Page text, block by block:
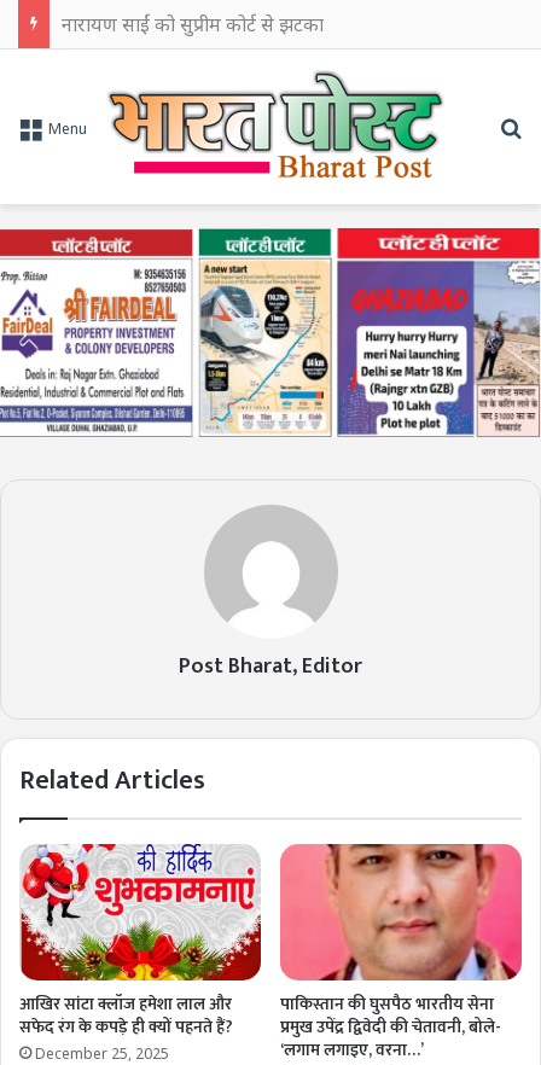
नारायण साईं को सुप्रीम कोर्ट से झटका
Menu
Post Bharat, Editor
Related Articles
आखिर सांटा क्लॉज हमेशा लाल और
सफेद रंग के कपड़े ही क्यों पहनते हैं?
December 25, 2025
पाकिस्तान की घुसपैठ भारतीय सेना
प्रमुख उपेंद्र द्विवेदी की चेतावनी, बोले-
‘लगाम लगाइए, वरना…’